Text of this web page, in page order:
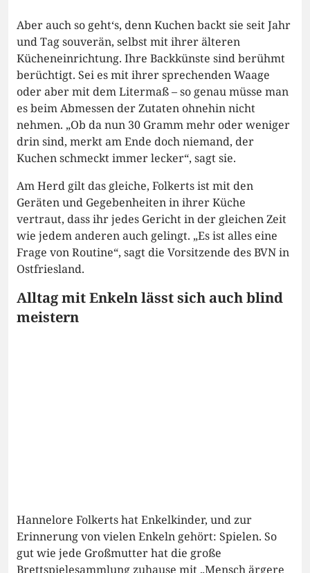
Aber auch so geht‘s, denn Kuchen backt sie seit Jahr
und Tag souverän, selbst mit ihrer älteren
Kücheneinrichtung. Ihre Backkünste sind berühmt
berüchtigt. Sei es mit ihrer sprechenden Waage
oder aber mit dem Litermaß – so genau müsse man
es beim Abmessen der Zutaten ohnehin nicht
nehmen. „Ob da nun 30 Gramm mehr oder weniger
drin sind, merkt am Ende doch niemand, der
Kuchen schmeckt immer lecker“, sagt sie.
Am Herd gilt das gleiche, Folkerts ist mit den
Geräten und Gegebenheiten in ihrer Küche
vertraut, dass ihr jedes Gericht in der gleichen Zeit
wie jedem anderen auch gelingt. „Es ist alles eine
Frage von Routine“, sagt die Vorsitzende des BVN in
Ostfriesland.
Alltag mit Enkeln lässt sich auch blind
meistern
Hannelore Folkerts hat Enkelkinder, und zur
Erinnerung von vielen Enkeln gehört: Spielen. So
gut wie jede Großmutter hat die große
Brettspielesammlung zuhause mit „Mensch ärgere